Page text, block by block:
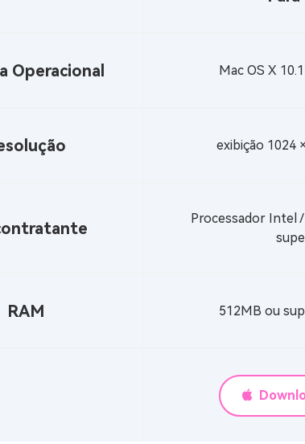
Operacional Mac OS X
exibição 1024
Processador Intel
RAM 512MB ou